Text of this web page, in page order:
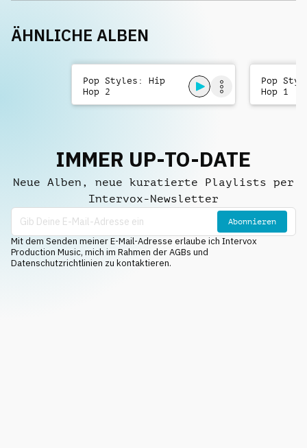
ÄHNLICHE ALBEN
Pop Styles: Hip
Hop 2
Pop
Hop 1
IMMER UP-TO-DATE
Neue Alben, neue kuratierte Playlists per
Intervox-Newsletter
Abonnieren
Mit dem Senden meiner E-Mail-Adresse erlaube ich Intervox
Production Music, mich im Rahmen der AGBs und
Datenschutzrichtlinien zu kontaktieren.